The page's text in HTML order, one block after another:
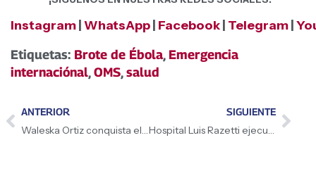
Instagram WhatsApp Facebook Telegram
Etiquetas: Brote de Ébola, Emergencia
internaciónal,OMS,salud
ANTERIOR
Waleska Ortiz conquista el oro nacional de 400 metros y apunta al Mundial Sub-20
SIGUIENTE
Hospital Luis Razetti ejecuta su primer trasplante de córnea con éxito